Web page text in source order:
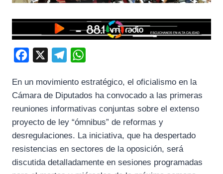
c
e
b
k
l
e
g
m
a
t
s
p
En un movimiento estratégico, el oficialismo en la
Cámara de Diputados ha convocado a las primeras
reuniones informativas conjuntas sobre el extenso
proyecto de ley “ómnibus” de reformas y
desregulaciones. La iniciativa, que ha despertado
resistencias en sectores de la oposición, será
discutida detalladamente en sesiones programadas